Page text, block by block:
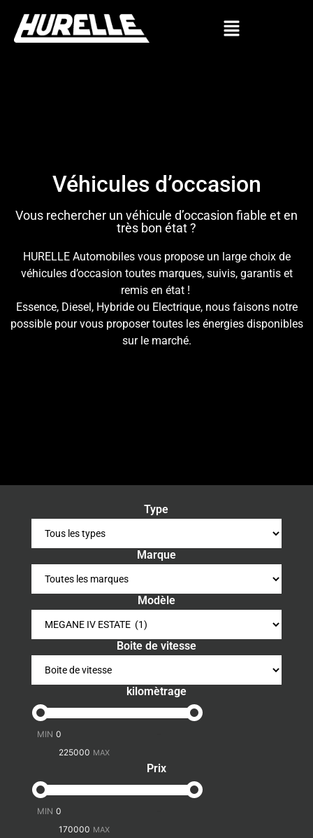
Véhicules d’occasion
Vous rechercher un véhicule d’occasion fiable et en
très bon état ?
HURELLE Automobiles vous propose un large choix de
véhicules d’occasion toutes marques, suivis, garantis et
remis en état !
Essence, Diesel, Hybride ou Electrique, nous faisons notre
possible pour vous proposer toutes les énergies disponibles
sur le marché.
Type
Marque
Modèle
Boite de vitesse
kilomètrage
Prix